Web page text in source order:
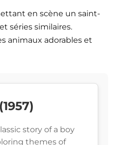
en scène un saint-
séries similaires.
animaux adorables et
story of a boy
themes of